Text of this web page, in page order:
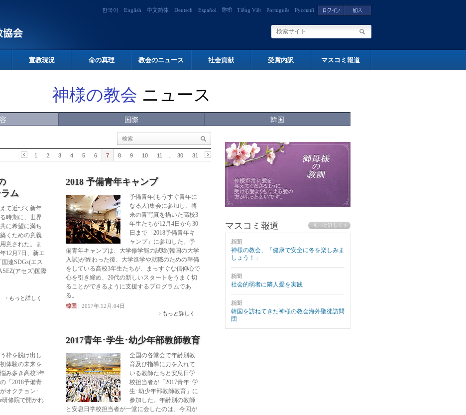
한국어 English 中文简体 Deutsch Español हिन्दी Tiếng Việt Português Русский
宣教現況 命の真理 教会のニュース 社会貢献 受賞内訳 マスコミ報道
神様の教会 ニュース
国際 韓国
1 2 3 4 5 6 7 8 9 10 11 30 31
ム
て近づく新年
時期に、世界
に希望に満ち
くための意義
意された。ま
12月7日、新エ
連SDGs(エス
アセズ)国際
もっと詳しく
2018 予備青年キャンプ
予備青年(もうすぐ青年に
なる人)集会に参加し、将
来の青写真を描いた高校3
年生たちが12月4日から30
日まで「2018予備青年キ
ャンプ」に参加した。予
備青年キャンプは、大学修学能力試験(韓国の大学
入試)が終わった後、大学進学や就職のための準備
をしている高校3年生たちが、まっすぐな信仰心で
心を引き締め、20代の新しいスタートをうまく切
ることができるように支援するプログラムであ
る。
韓国
2017年.12月.04日
もっと詳しく
枠を脱け出し
体験の未来を
み多き高校3年
「2018予備青
オクチョン･
研修院で開かれ
2017青年･学生･幼少年部教師教育
全国の各堂会で年齢別教
育及び指導に力を入れて
いる教師たちと安息日学
校担当者が「2017青年･学
生･幼少年部教師教育」に
参加した。年齢別の教師
と安息日学校担当者が一堂に会したのは、今回が
マスコミ報道
新聞
神様の教会、「健康で安全に冬を楽しみま
しょう！」
新聞
社会的弱者に隣人愛を実践
新聞
韓国を訪ねてきた神様の教会海外聖徒訪問
団